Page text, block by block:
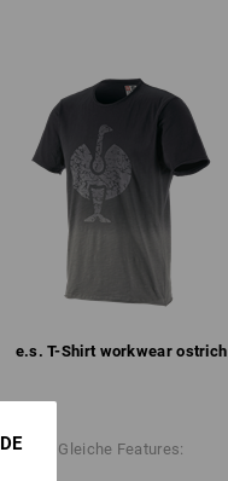
Nicht bleichen
Kalt bügeln
e.s. T-Shirt workwear ostrich
Gleiche Features:
DE